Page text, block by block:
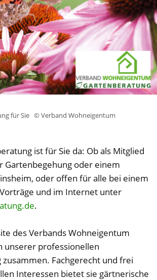
für Sie © Verband Wohneigentum
ist für Sie da: Ob als Mitglied
Gartenbegehung oder einem
oder offen für alle bei einem
und im Internet unter
.
des Verbands Wohneigentum
unserer professionellen
Fachgerecht und frei
Interessen bietet sie gärtnerische